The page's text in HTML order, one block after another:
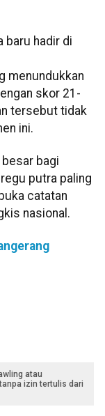
baru hadir di
menundukkan
skor 21-
tersebut tidak
ini.
bagi
putra paling
catatan
nasional.
atau
izin tertulis dari